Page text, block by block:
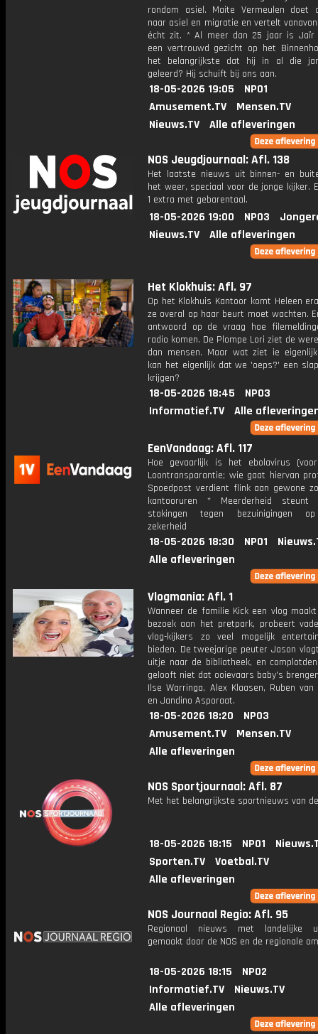
rondom asiel. Maite Vermeulen doet
naar asiel en migratie en vertelt
écht zit. * Al meer dan 25 jaar is Jaïr
een vertrouwd gezicht op het
het belangrijkste dat hij in al die
geleerd? Hij schuift bij ons aan.
18-05-2026 19:05
NPO1
Amusement.TV
Mensen.TV
Nieuws.TV
Alle afleveringen
NOS Jeugdjournaal: Afl. 138
Het laatste nieuws uit binnen- en
het weer, speciaal voor de jonge kijker.
1 extra met gebarentaal.
18-05-2026 19:00 NPO3
Nieuws.TV
Alle afleveringen
Het Klokhuis: Afl. 97
Op het Klokhuis Kantoor komt Heleen
ze overal op haar beurt moet wachten.
antwoord op de vraag hoe
radio komen. De Plompe Lori ziet de
dan mensen. Maar wat ziet ie
kan het eigenlijk dat we 'oeps?' een
krijgen?
18-05-2026 18:45
NPO3
Informatief.TV
Alle
EenVandaag: Afl. 117
Hoe gevaarlijk is het ebolavirus
Loontransparantie; wie gaat hiervan
Spoedpost verdient flink aan gewone
kantooruren * Meerderheid steunt
stakingen tegen bezuinigingen
zekerheid
18-05-2026 18:30 NPO1
Alle afleveringen
Vlogmania: Afl. 1
Wanneer de familie Kick een vlog
bezoek aan het pretpark, probeert
vlog-kijkers zo veel mogelijk
bieden. De tweejarige peuter Jason
uitje naar de bibliotheek, en
gelooft niet dat ooievaars baby's
Ilse Warringa, Alex Klaasen, Ruben
en Jandino Asporaat.
18-05-2026 18:20
NPO3
Amusement.TV
Mensen.TV
Alle afleveringen
NOS Sportjournaal: Afl. 87
Met het belangrijkste sportnieuws van
18-05-2026 18:15 NPO1
Sporten.TV
Voetbal.TV
Alle afleveringen
NOS Journaal Regio: Afl. 95
Regionaal nieuws met landelijke
gemaakt door de NOS en de regionale
18-05-2026 18:15
NPO2
Informatief.TV
Nieuws.TV
Alle afleveringen